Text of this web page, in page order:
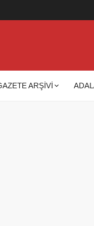
ARŞİVİ